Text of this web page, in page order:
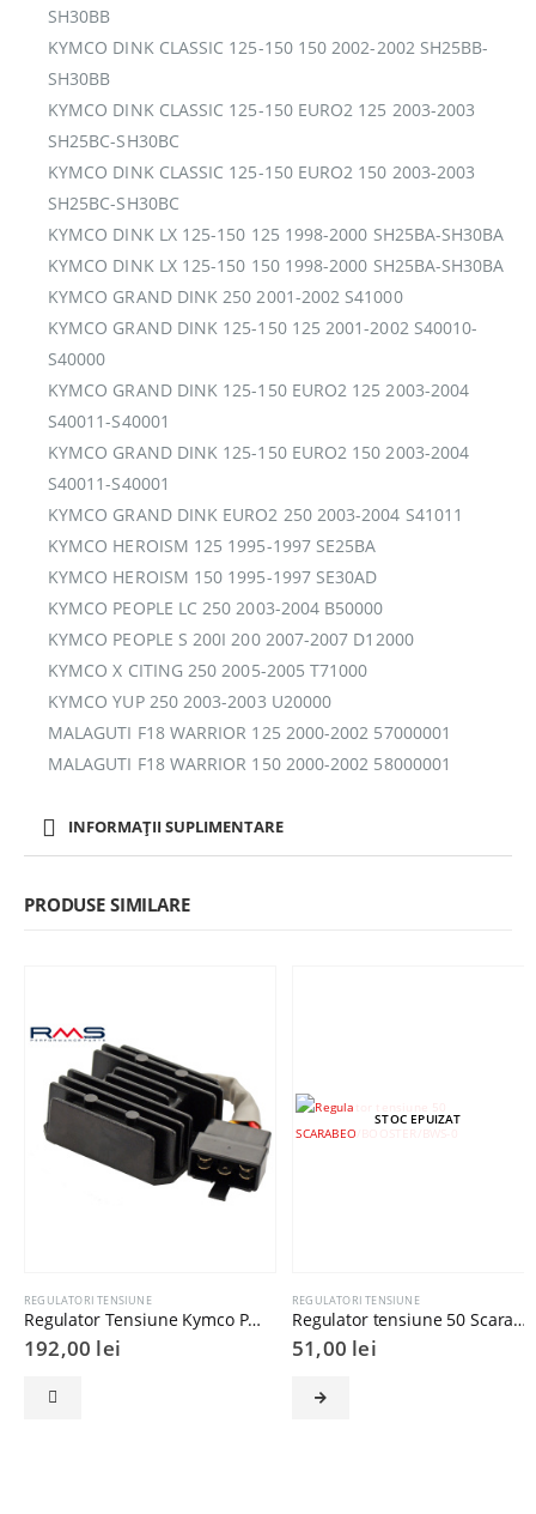
SH30BB
KYMCO DINK CLASSIC 125-150 150 2002-2002 SH25BB-
SH30BB
KYMCO DINK CLASSIC 125-150 EURO2 125 2003-2003
SH25BC-SH30BC
KYMCO DINK CLASSIC 125-150 EURO2 150 2003-2003
SH25BC-SH30BC
KYMCO DINK LX 125-150 125 1998-2000 SH25BA-SH30BA
KYMCO DINK LX 125-150 150 1998-2000 SH25BA-SH30BA
KYMCO GRAND DINK 250 2001-2002 S41000
KYMCO GRAND DINK 125-150 125 2001-2002 S40010-
S40000
KYMCO GRAND DINK 125-150 EURO2 125 2003-2004
S40011-S40001
KYMCO GRAND DINK 125-150 EURO2 150 2003-2004
S40011-S40001
KYMCO GRAND DINK EURO2 250 2003-2004 S41011
KYMCO HEROISM 125 1995-1997 SE25BA
KYMCO HEROISM 150 1995-1997 SE30AD
KYMCO PEOPLE LC 250 2003-2004 B50000
KYMCO PEOPLE S 200I 200 2007-2007 D12000
KYMCO X CITING 250 2005-2005 T71000
KYMCO YUP 250 2003-2003 U20000
MALAGUTI F18 WARRIOR 125 2000-2002 57000001
MALAGUTI F18 WARRIOR 150 2000-2002 58000001
INFORMAȚII SUPLIMENTARE
PRODUSE SIMILARE
REGULATORI TENSIUNE
Regulator Tensiune Kymco People 125/200
192,00 lei
STOC EPUIZAT
REGULATORI TENSIUNE
Regulator tensiune 50 Scarabeo/Booster/BWS
51,00 lei